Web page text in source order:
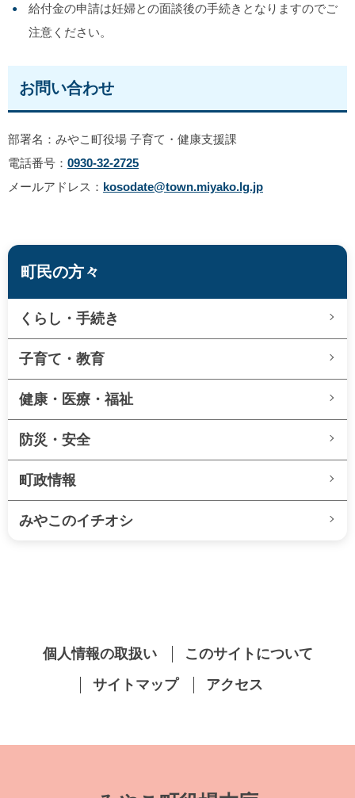
給付金の申請は妊婦との面談後の手続きとなりますのでご
注意ください。
お問い合わせ
部署名：みやこ町役場 子育て・健康支援課
電話番号： 0930-32-2725
メールアドレス： kosodate@town.miyako.lg.jp
町民の方々
くらし・手続き
子育て・教育
健康・医療・福祉
防災・安全
町政情報
みやこのイチオシ
個人情報の取扱い
このサイトについて
サイトマップ
アクセス